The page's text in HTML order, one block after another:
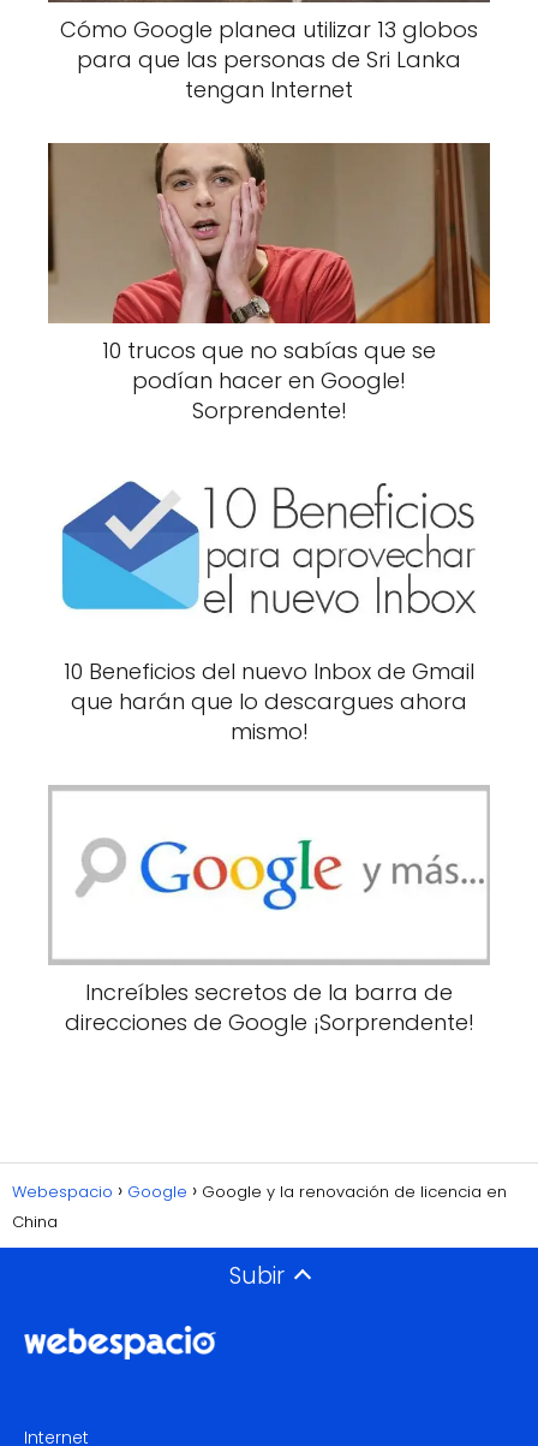
Cómo Google planea utilizar 13 globos
para que las personas de Sri Lanka
tengan Internet
10 trucos que no sabías que se
podían hacer en Google!
Sorprendente!
10 Beneficios del nuevo Inbox de Gmail
que harán que lo descargues ahora
mismo!
Increíbles secretos de la barra de
direcciones de Google ¡Sorprendente!
Webespacio Google
Google y la renovación de licencia en
China
Subir
Internet